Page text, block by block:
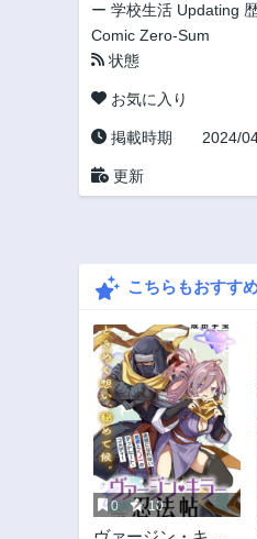
ー 学校生活 Updating
Comic Zero-Sum
状態
お気に入り
掲載時期 2024/
更新
こちらもおすす
0 10